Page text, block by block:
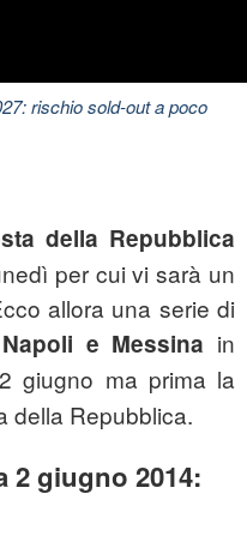
rischio sold-out a poco
della Repubblica
per cui vi sarà un
allora una serie di
e Messina in
giugno ma prima la
della Repubblica.
2 giugno 2014: